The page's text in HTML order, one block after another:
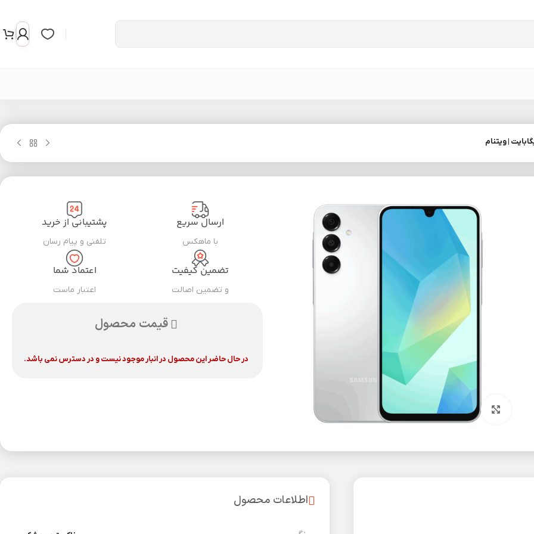
بزرگنمایی تصویر
ارسال سریع
با ماهکس
پشتیبانی از خرید
تلفنی و پیام رسان
تضمین کیفیت
و تضمین اصالت
اعتماد شما
اعتبار ماست
قیمت محصول
در حال حاضر این محصول در انبار موجود نیست و در دسترس نمی باشد.
اطلاعات محصول